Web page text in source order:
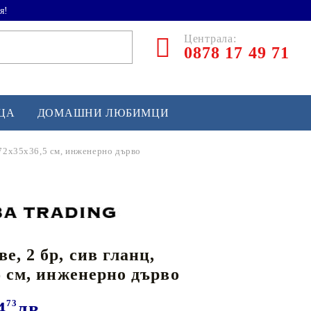
Централа:
0878 17 49 71
и софтбол
и лакрос
спортно оборудване
ДОМАШНИ ЛЮБИМЦИ
см, инженерно дърво
2 бр, сив гланц,
см, инженерно дърво
73